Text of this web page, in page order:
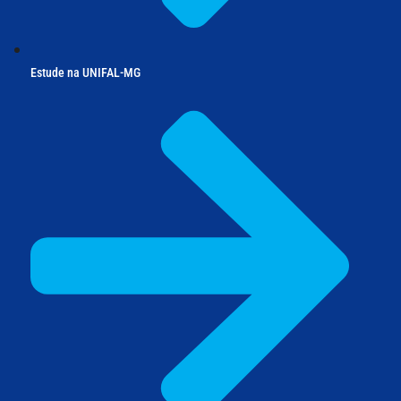
Estude na UNIFAL-MG